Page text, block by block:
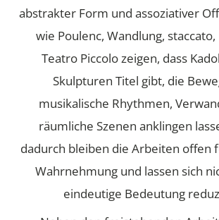
abstrakter Form und assoziativer
wie Poulenc, Wandlung,
Teatro Piccolo zeigen, dass
Skulpturen Titel gibt, die
musikalische Rhythmen,
räumliche Szenen anklingen
dadurch bleiben die Arbeiten offen
Wahrnehmung und lassen sich
eindeutige Bedeutung